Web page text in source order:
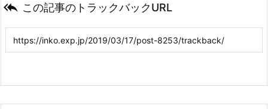
 この記事のトラックバックURL